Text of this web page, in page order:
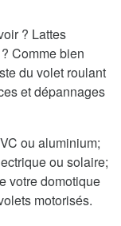
? Lattes
Comme bien
du volet roulant
et dépannages
ou aluminium;
ou solaire;
votre domotique
motorisés.